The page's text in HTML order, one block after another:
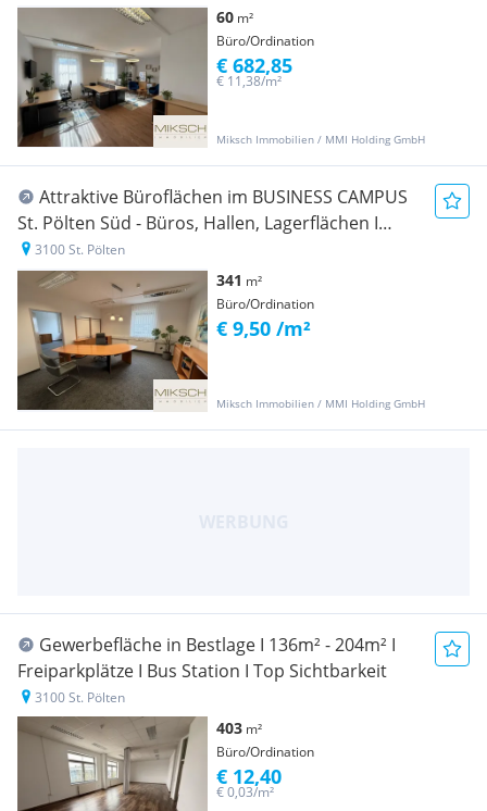
60 m²
Büro/Ordination
Miksch Immobilien / MMI Holding GmbH
€ 11,38/m²
€ 682,85
Attraktive Büroflächen im BUSINESS CAMPUS
St. Pölten Süd - Büros, Hallen, Lagerflächen I
Teeküche I Top Lage
3100 St. Pölten
341 m²
Büro/Ordination
Miksch Immobilien / MMI Holding GmbH
€ 9,50 /m²
Gewerbefläche in Bestlage I 136m² - 204m² I
Freiparkplätze I Bus Station I Top Sichtbarkeit
3100 St. Pölten
403 m²
Büro/Ordination
€ 0,03/m²
€ 12,40